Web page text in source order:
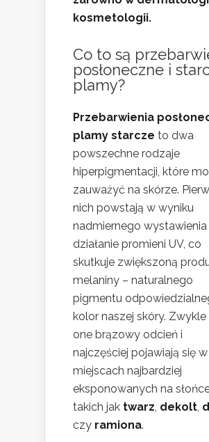
kosmetologii.
Co to są
posłoneczne i
plamy?
Przebarwienia
plamy starcze to dwa
powszechne rodzaje
hiperpigmentacji, które
zauważyć na skórze.
nich powstają w wyniku
nadmiernego wystawienia
działanie promieni UV, co
skutkuje zwiększoną
melaniny – naturalnego
pigmentu
kolor naszej skóry. Zwykle
one brązowy odcień i
najczęściej pojawiają się w
miejscach najbardziej
eksponowanych na
takich jak twarz dekolt
czy ramiona.